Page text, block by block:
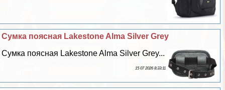
Сумка поясная Lakestone Alma Silver Grey
Сумка поясная Lakestone Alma Silver Grey...
15 07 2026 8:33:11